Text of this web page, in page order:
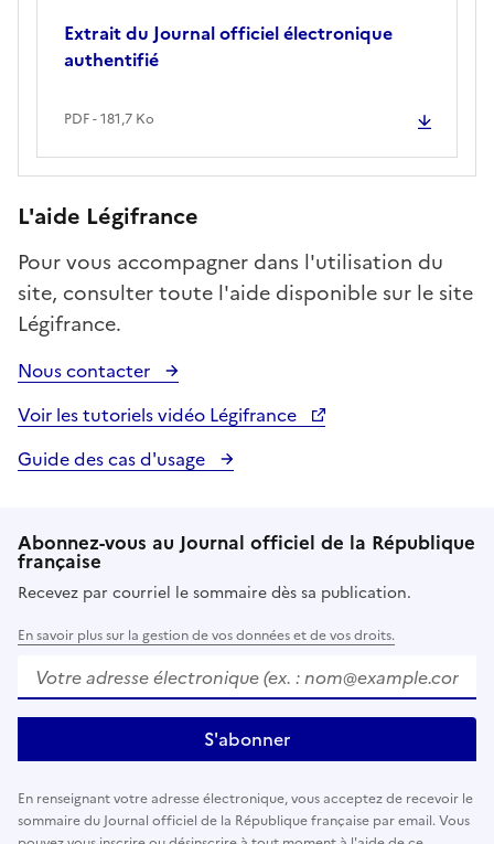
Extrait du Journal officiel électronique
authentifié
PDF - 181,7 Ko
L'aide Légifrance
Pour vous accompagner dans l'utilisation du
site, consulter toute l'aide disponible sur le site
Légifrance.
Nous contacter
Voir les tutoriels vidéo Légifrance
Guide des cas d'usage
Abonnez-vous au Journal officiel de la République
française
Recevez par courriel le sommaire dès sa publication.
En savoir plus sur la gestion de vos données et de vos droits.
Votre adresse électronique (ex. : nom@example.com
S'abonner
En renseignant votre adresse électronique, vous acceptez de recevoir le
sommaire du Journal officiel de la République française par email. Vous